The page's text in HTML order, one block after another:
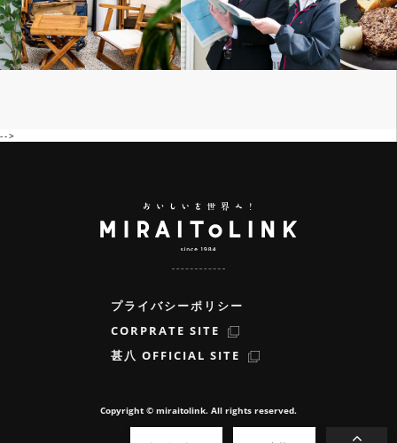
-->
プライバシーポリシー
CORPRATE SITE
甚八 OFFICIAL SITE
Copyright ©️ miraitolink. All rights reserved.